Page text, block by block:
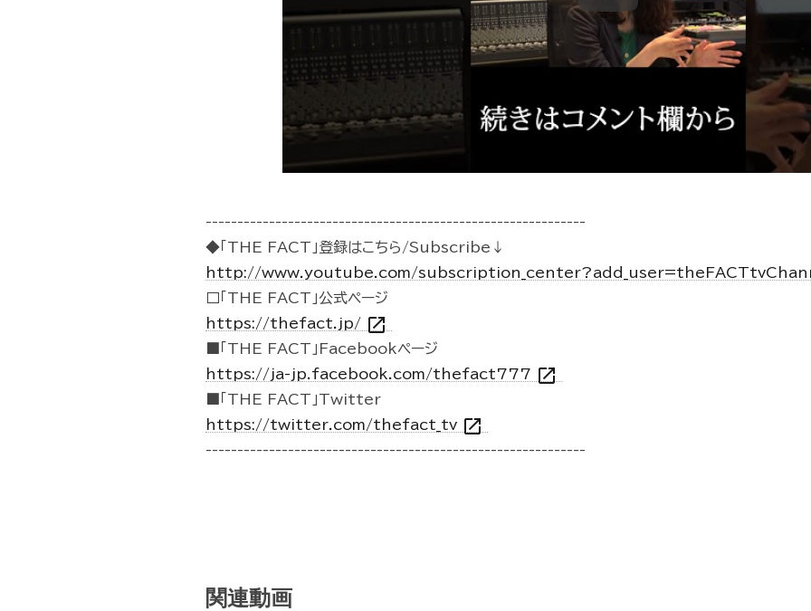
------------------------------------------------------------
◆「THE FACT」登録はこちら/Subscribe↓
http://www.youtube.com/
□「THE FACT」公式ページ
https://thefact.jp/ open_in_new
■「THE FACT」Facebookページ
https://ja-jp.facebook.com/thefact777 open_in_new
■「THE FACT」Twitter
https://twitter.com/thefact_tv open_in_new
------------------------------------------------------------
関連動画